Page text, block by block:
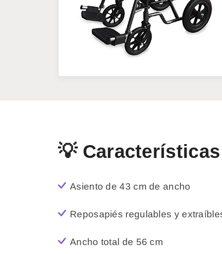
💡 Características
Asiento de 43 cm de ancho
Reposapiés regulables y
Ancho total de 56 cm